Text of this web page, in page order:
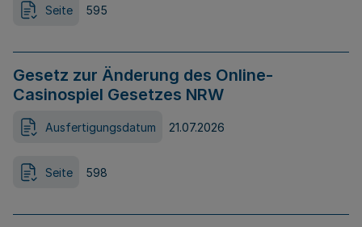
Seite 595
Gesetz zur Änderung des Online-
Casinospiel Gesetzes NRW
Ausfertigungsdatum 21.07.2026
Seite 598